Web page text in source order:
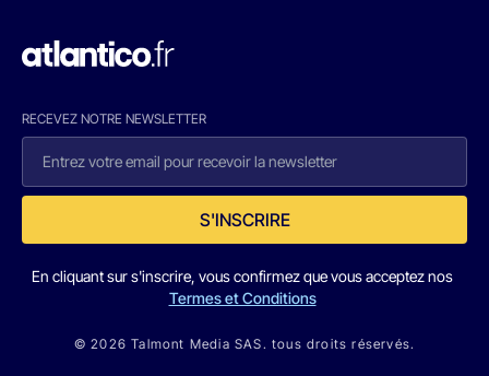
RECEVEZ NOTRE NEWSLETTER
S'INSCRIRE
En cliquant sur s'inscrire, vous confirmez que vous acceptez nos
Termes et Conditions
© 2026 Talmont Media SAS. tous droits réservés.